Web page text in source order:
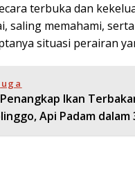
terbuka dan
saling memahami,
situasi perairan
Ikan
Api Padam dalam